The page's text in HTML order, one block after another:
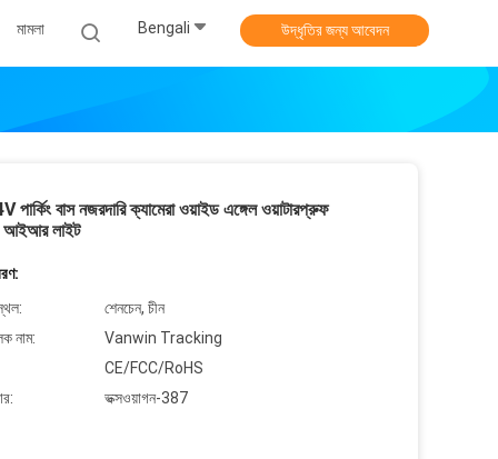
মামলা Bengali উদ্ধৃতির জন্য আবেদন
বাস নজরদারি ক্যামেরা ওয়াইড এঙ্গেল ওয়াটারপ্রুফ
লাইট
শেনচেন, চীন
নাম:
Vanwin Tracking
CE/FCC/RoHS
ভক্সওয়াগন-387